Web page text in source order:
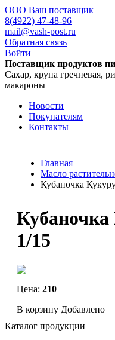
ООО Ваш поставщик
8(4922) 47-48-96
mail@vash-post.ru
Обратная связь
Войти
Поставщик продуктов
Сахар, крупа гречневая,
макароны
Новости
Покупателям
Контакты
Главная
Масло
Кубаночка
Кубаночка
1/15
Цена: 210
В корзину Добавлено
Каталог продукции